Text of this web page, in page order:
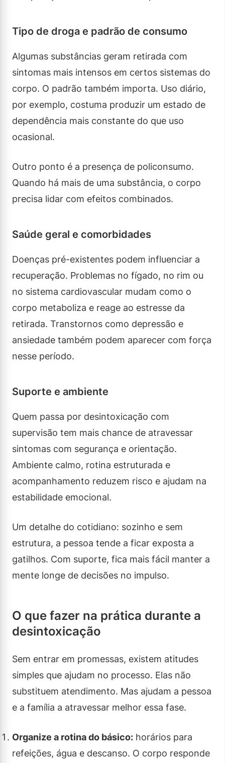
Tipo de droga e padrão de consumo
Algumas substâncias geram retirada com
sintomas mais intensos em certos sistemas do
corpo. O padrão também importa. Uso diário,
por exemplo, costuma produzir um estado de
dependência mais constante do que uso
ocasional.
Outro ponto é a presença de policonsumo.
Quando há mais de uma substância, o corpo
precisa lidar com efeitos combinados.
Saúde geral e comorbidades
Doenças pré-existentes podem influenciar a
recuperação. Problemas no fígado, no rim ou
no sistema cardiovascular mudam como o
corpo metaboliza e reage ao estresse da
retirada. Transtornos como depressão e
ansiedade também podem aparecer com força
nesse período.
Suporte e ambiente
Quem passa por desintoxicação com
supervisão tem mais chance de atravessar
sintomas com segurança e orientação.
Ambiente calmo, rotina estruturada e
acompanhamento reduzem risco e ajudam na
estabilidade emocional.
Um detalhe do cotidiano: sozinho e sem
estrutura, a pessoa tende a ficar exposta a
gatilhos. Com suporte, fica mais fácil manter a
mente longe de decisões no impulso.
O que fazer na prática durante a
desintoxicação
Sem entrar em promessas, existem atitudes
simples que ajudam no processo. Elas não
substituem atendimento. Mas ajudam a pessoa
e a família a atravessar melhor essa fase.
Organize a rotina do básico: horários para
refeições, água e descanso. O corpo responde